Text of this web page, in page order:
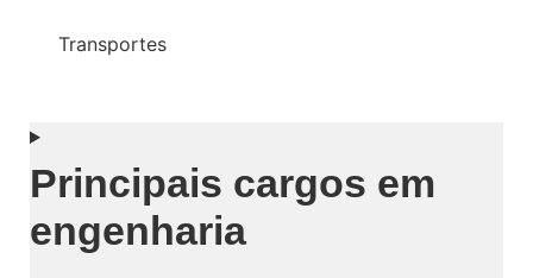
Transportes
Principais cargos em
engenharia